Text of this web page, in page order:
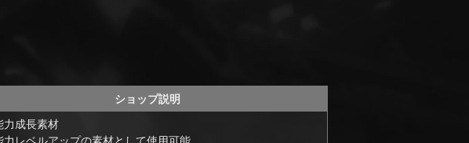
ショップ説明
力成長素材
力レベルアップの素材として使用可能